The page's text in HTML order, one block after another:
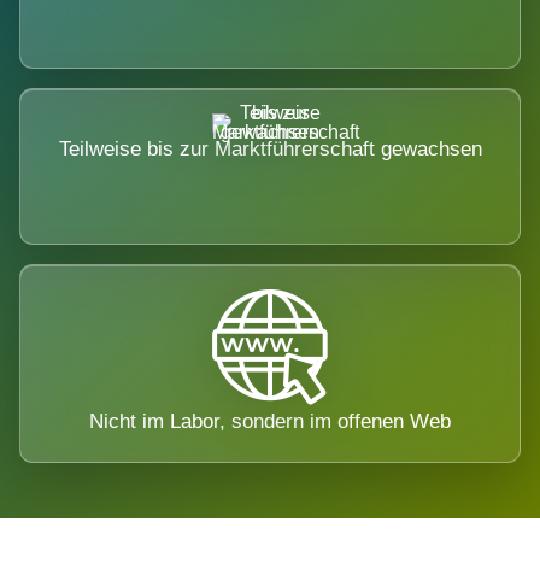
Teilweise bis zur Marktführerschaft gewachsen
Nicht im Labor, sondern im offenen Web